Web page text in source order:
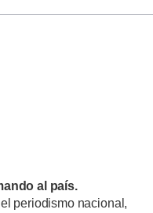
al país.
periodismo nacional,